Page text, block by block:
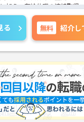
加え、有給休暇の連続取得
制度もあります。福利厚生
得支援、健康支援（オプシ
健康支援（マインドフルネ
制度（勤続3年以上）など
も可能（駐車場有、ガソリ
途支給）。入社時研修では
専門知識（難病ケア、疼痛
まで学べ、等級表に基づく学
り返りでスキルアップを支
スは複数の拠点を展開してお
彰や年次イベント）を大切に
てご入居者さまの「前を向い
る 無料 紹介し